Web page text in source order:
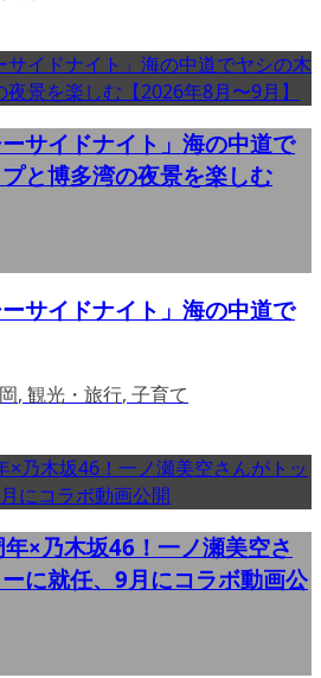
サイドナイト」海の中道で
と博多湾の夜景を楽しむ
サイドナイト」海の中道で
, 観光・旅行, 子育て
×乃木坂46！一ノ瀬美空さ
に就任、9月にコラボ動画公